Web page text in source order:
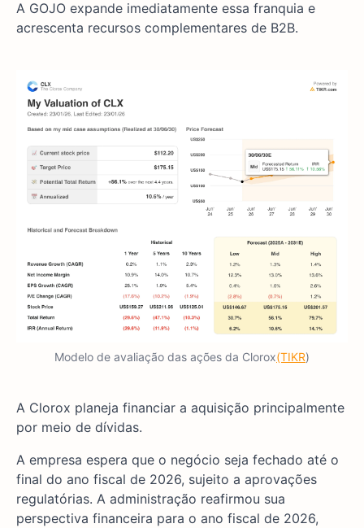
A GOJO expande imediatamente essa franquia e
acrescenta recursos complementares de B2B.
Modelo de avaliação das ações da Clorox(TIKR)
A Clorox planeja financiar a aquisição principalmente
por meio de dívidas.
A empresa espera que o negócio seja fechado até o
final do ano fiscal de 2026, sujeito a aprovações
regulatórias. A administração reafirmou sua
perspectiva financeira para o ano fiscal de 2026,